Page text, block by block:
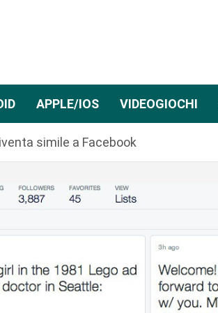
APPLE/IOS VIDEOGIOCHI
simile a Facebook